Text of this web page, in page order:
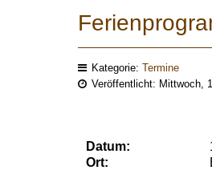
Kategorie: Termine
Veröffentlicht: Mittwoch,
Datum:
Ort: